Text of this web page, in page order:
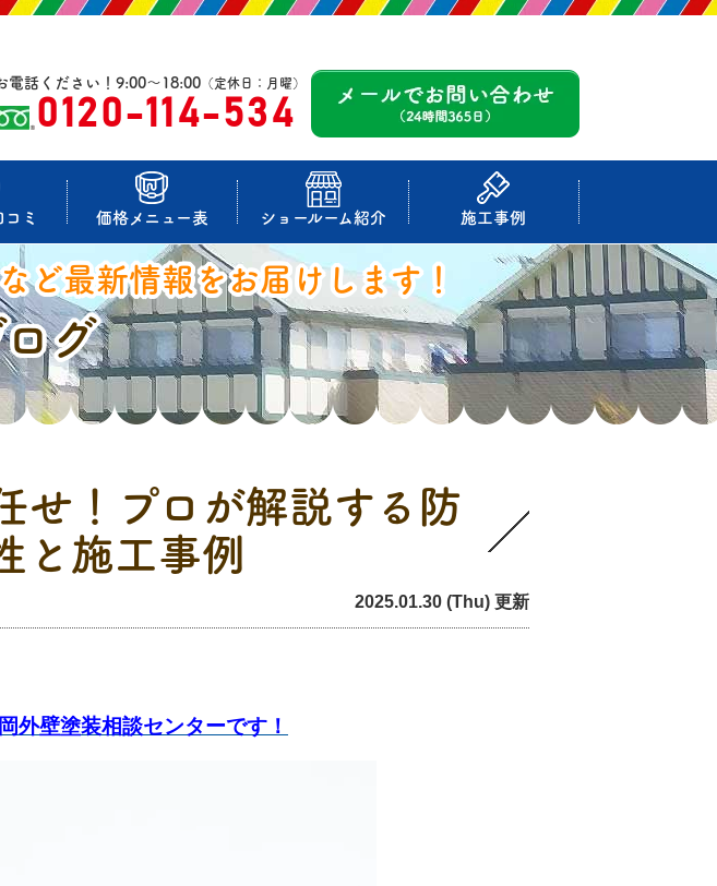
電話ください！9:00～18:00 （定休日：月曜）
0120-114-534
ミ 価格メニュー表 ショールーム紹介 施工事例
ど最新情報をお届けします！
グ
せ！プロが解説する防
と施工事例
2025.01.30 (Thu) 更新
外壁塗装相談センターです！